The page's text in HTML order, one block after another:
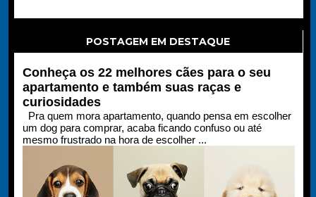
POSTAGEM EM DESTAQUE
Conheça os 22 melhores cães para o seu
apartamento e também suas raças e
curiosidades
Pra quem mora apartamento, quando pensa em escolher
um dog para comprar, acaba ficando confuso ou até
mesmo frustrado na hora de escolher ...